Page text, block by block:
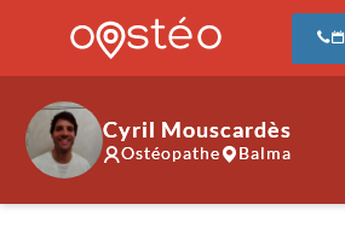
Cyril Mouscardès
Ostéopathe Balma